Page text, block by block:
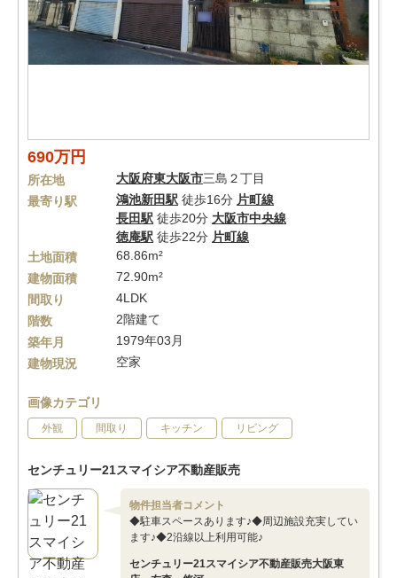
690万円
所在地 大阪府東大阪市三島２丁目
最寄り駅
鴻池新田駅 徒歩16分 片町線
長田駅 徒歩20分 大阪市中央線
徳庵駅 徒歩22分 片町線
土地面積
68.86m²
建物面積
72.90m²
間取り
4LDK
階数
2階建て
築年月
1979年03月
建物現況
空家
画像カテゴリ
外観 間取り キッチン リビング
センチュリー21スマイシア不動産販売
物件担当者コメント
◆駐車スペースあります♪◆周辺施設充実してい
ます♪◆2沿線以上利用可能♪
センチュリー21スマイシア不動産販売大阪東